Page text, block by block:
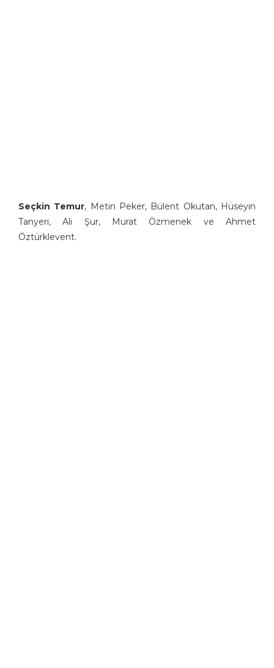
Seçkin Temur, Metin Peker, Bülent Okutan, Hüseyin
Tanyeri, Ali Şur, Murat Özmenek ve Ahmet
Öztürklevent.